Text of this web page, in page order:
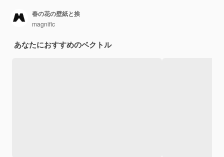
春の花の壁紙と挨
magnific
あなたにおすすめのベクトル